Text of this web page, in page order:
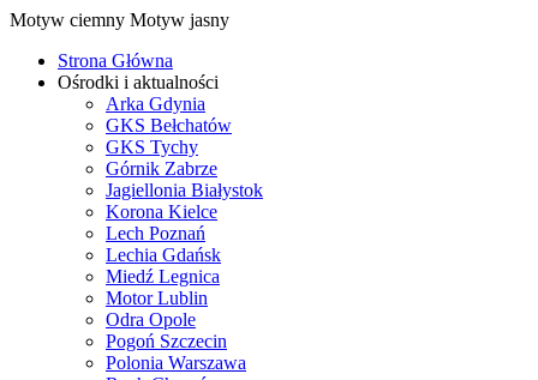
Motyw ciemny Motyw jasny
Strona Główna
Ośrodki i aktualności
Arka Gdynia
GKS Bełchatów
GKS Tychy
Górnik Zabrze
Jagiellonia Białystok
Korona Kielce
Lech Poznań
Lechia Gdańsk
Miedź Legnica
Motor Lublin
Odra Opole
Pogoń Szczecin
Polonia Warszawa